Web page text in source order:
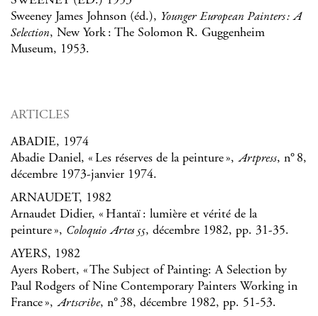
Sweeney James Johnson (éd.), Younger European Painters : A
Selection, New York : The Solomon R. Guggenheim
Museum, 1953.
ARTICLES
ABADIE, 1974
Abadie Daniel, « Les réserves de la peinture », Artpress, n° 8,
décembre 1973-janvier 1974.
ARNAUDET, 1982
Arnaudet Didier, « Hantaï : lumière et vérité de la
peinture », Coloquio Artes 55, décembre 1982, pp. 31-35.
AYERS, 1982
Ayers Robert, « The Subject of Painting: A Selection by
Paul Rodgers of Nine Contemporary Painters Working in
France », Artscribe, n° 38, décembre 1982, pp. 51-53.